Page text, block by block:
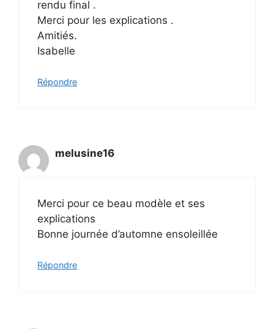
rendu final .
Merci pour les explications .
Amitiés.
Isabelle
Répondre
melusine16
Merci pour ce beau modèle et ses
explications
Bonne journée d’automne ensoleillée
Répondre